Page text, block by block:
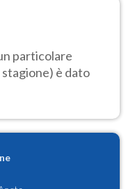
particolare
è dato